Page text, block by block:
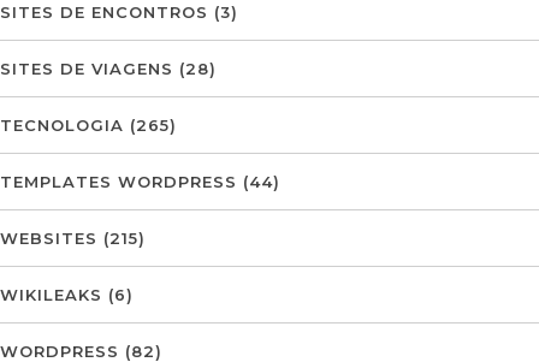
SITES DE ENCONTROS (3)
SITES DE VIAGENS (28)
TECNOLOGIA (265)
TEMPLATES WORDPRESS (44)
WEBSITES (215)
WIKILEAKS (6)
WORDPRESS (82)